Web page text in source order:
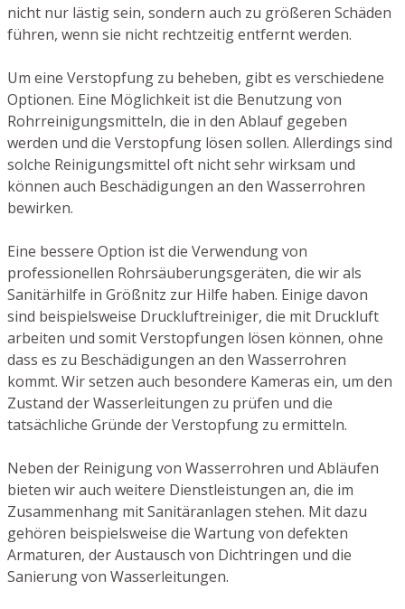
nicht nur lästig sein, sondern auch zu größeren Schäden
führen, wenn sie nicht rechtzeitig entfernt werden.
Um eine Verstopfung zu beheben, gibt es verschiedene
Optionen. Eine Möglichkeit ist die Benutzung von
Rohrreinigungsmitteln, die in den Ablauf gegeben
werden und die Verstopfung lösen sollen. Allerdings sind
solche Reinigungsmittel oft nicht sehr wirksam und
können auch Beschädigungen an den Wasserrohren
bewirken.
Eine bessere Option ist die Verwendung von
professionellen Rohrsäuberungsgeräten, die wir als
Sanitärhilfe in Größnitz zur Hilfe haben. Einige davon
sind beispielsweise Druckluftreiniger, die mit Druckluft
arbeiten und somit Verstopfungen lösen können, ohne
dass es zu Beschädigungen an den Wasserrohren
kommt. Wir setzen auch besondere Kameras ein, um den
Zustand der Wasserleitungen zu prüfen und die
tatsächliche Gründe der Verstopfung zu ermitteln.
Neben der Reinigung von Wasserrohren und Abläufen
bieten wir auch weitere Dienstleistungen an, die im
Zusammenhang mit Sanitäranlagen stehen. Mit dazu
gehören beispielsweise die Wartung von defekten
Armaturen, der Austausch von Dichtringen und die
Sanierung von Wasserleitungen.